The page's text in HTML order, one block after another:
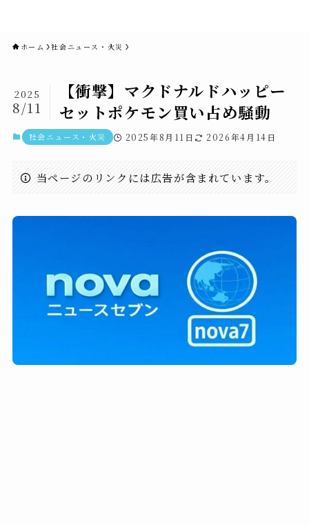
ホーム 社会ニュース・火災
【衝撃】マクドナルドハッピー
セットポケモン買い占め騒動
2025
8/11
社会ニュース・火災 2025年8月11日 2026年4月14日
当ページのリンクには広告が含まれています。